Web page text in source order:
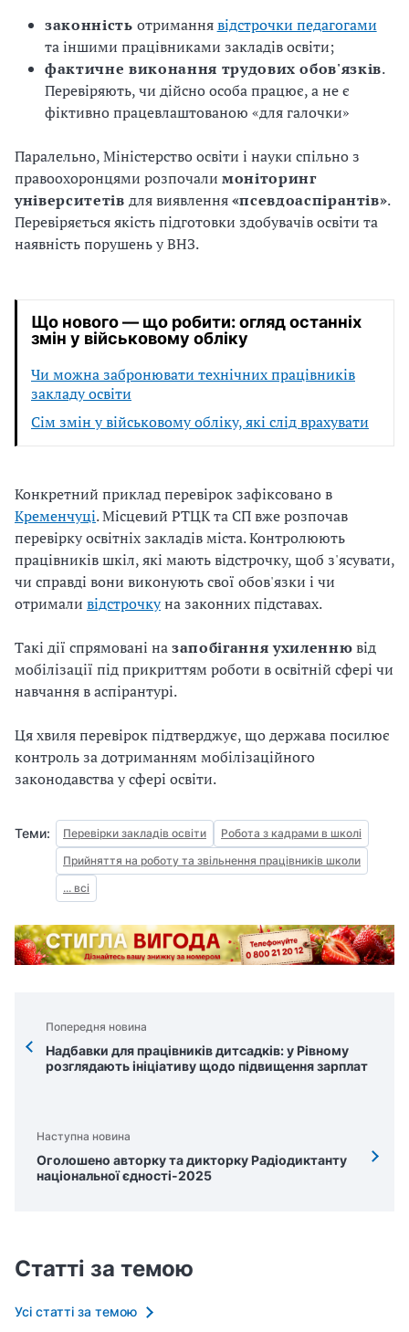
законність отриманнявідстрочки педагогами
та іншими працівниками закладів освіти;
фактичне виконання трудових обов'язків.
Перевіряють, чи дійсно особа працює, а не є
фіктивно працевлаштованою «для галочки»
Паралельно, Міністерство освіти і науки спільно з
правоохоронцями розпочали моніторинг
університетів для виявлення«псевдоаспірантів».
Перевіряється якість підготовки здобувачів освіти та
наявність порушень у ВНЗ.
Що нового — що робити: огляд останніх
змін у військовому обліку
Чи можна забронювати технічних працівників
закладу освіти
Сім змін у військовому обліку, які слід врахувати
Конкретний приклад перевірок зафіксовано в
Кременчуці. Місцевий РТЦК та СП вже розпочав
перевірку освітніх закладів міста. Контролюють
працівників шкіл, які мають відстрочку, щоб з'ясувати,
чи справді вони виконують свої обов'язки і чи
отримали відстрочкуна законних підставах.
Такі дії спрямовані назапобігання ухиленнювід
мобілізації під прикриттям роботи в освітній сфері чи
навчання в аспірантурі.
Ця хвиля перевірок підтверджує, що держава посилює
контроль за дотриманням мобілізаційного
законодавства у сфері освіти.
Теми: Перевірки закладів освіти
Робота з кадрами в школі
Прийняття на роботу та звільнення працівників школи
... всі
Попередня новина
Надбавки для працівників дитсадків: у Рівному
розглядають ініціативу щодо підвищення зарплат
Наступна новина
Оголошено авторку та дикторку Радіодиктанту
національної єдності-2025
Статті за темою
Усі статті за темою